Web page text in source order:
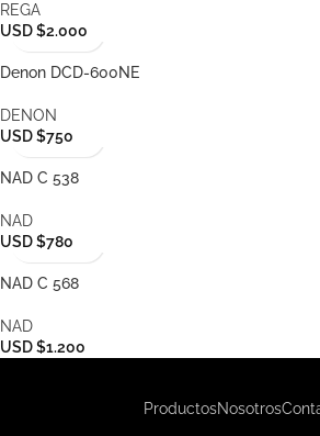
REGA
USD $2.000
Denon DCD-600NE
DENON
USD $750
NAD C 538
NAD
USD $780
NAD C 568
NAD
USD $1.200
ProductosNosotros